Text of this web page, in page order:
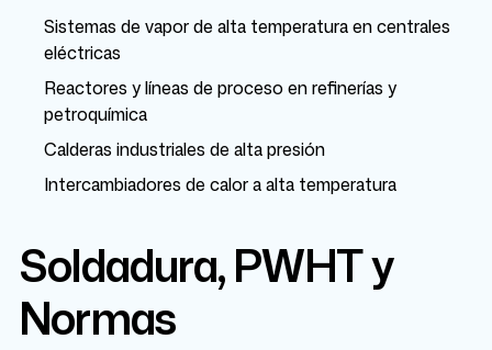
Sistemas de vapor de alta temperatura en centrales
eléctricas
Reactores y líneas de proceso en refinerías y
petroquímica
Calderas industriales de alta presión
Intercambiadores de calor a alta temperatura
Soldadura, PWHT y
Normas